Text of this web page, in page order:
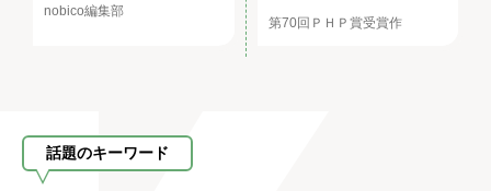
nobico編集部
第70回ＰＨＰ賞受賞作
話題のキーワード